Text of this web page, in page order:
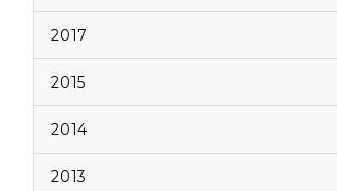
2017
2015
2014
2013